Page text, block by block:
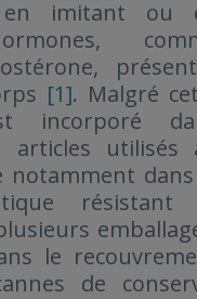
en imitant ou
[1]. Malgré
incorporé
articles utilisés
notamment
résistant
le
de